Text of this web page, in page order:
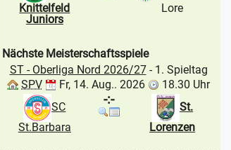
Knittelfeld
Juniors
Lore
Nächste Meisterschaftsspiele
ST - Oberliga Nord 2026/27- 1. Spieltag
SPV
Fr, 14. Aug.. 2026
18.30 Uhr
SC
St.Barbara
St.
Lorenzen
-:-